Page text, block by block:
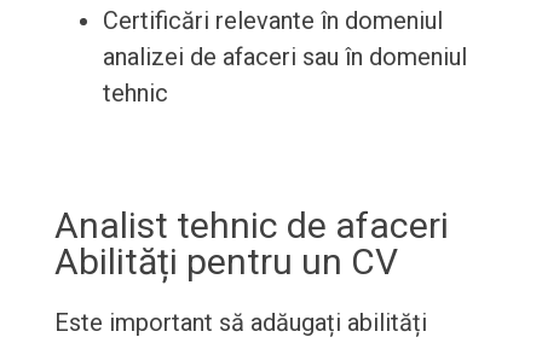
Certificări relevante în domeniul
analizei de afaceri sau în domeniul
tehnic
Analist tehnic de afaceri
Abilități pentru un CV
Este important să adăugați abilități